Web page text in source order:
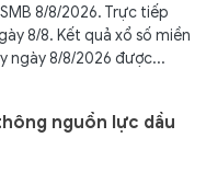
8/8/2026. Trực tiếp
8/8. Kết quả xổ số miền
ngày 8/8/2026 được...
nguồn lực dầu